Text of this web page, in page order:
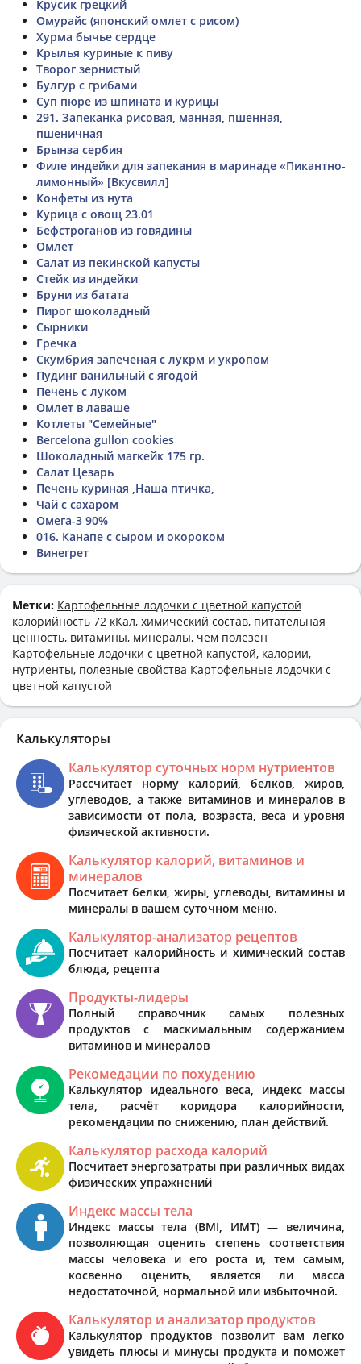
Крусик грецкий
Омурайс (японский омлет с рисом)
Хурма бычье сердце
Крылья куриные к пиву
Творог зернистый
Булгур с грибами
Суп пюре из шпината и курицы
291. Запеканка рисовая, манная, пшенная,
пшеничная
Брынза сербия
Филе индейки для запекания в маринаде «Пикантно-
лимонный» [Вкусвилл]
Конфеты из нута
Курица с овощ 23.01
Бефстроганов из говядины
Омлет
Салат из пекинской капусты
Стейк из индейки
Бруни из батата
Пирог шоколадный
Сырники
Гречка
Скумбрия запеченая с лукрм и укропом
Пудинг ванильный с ягодой
Печень с луком
Омлет в лаваше
Котлеты "Семейные"
Bercelona gullon cookies
Шоколадный магкейк 175 гр.
Салат Цезарь
Печень куриная ,Наша птичка,
Чай с сахаром
Омега-3 90%
016. Канапе с сыром и окороком
Винегрет
Метки: Картофельные лодочки с цветной капустой
калорийность 72 кКал, химический состав, питательная
ценность, витамины, минералы, чем полезен
Картофельные лодочки с цветной капустой, калории,
нутриенты, полезные свойства Картофельные лодочки с
цветной капустой
Калькуляторы
Калькулятор суточных норм нутриентов
Рассчитает норму калорий, белков, жиров,
углеводов, а также витаминов и минералов в
зависимости от пола, возраста, веса и уровня
физической активности.
Калькулятор калорий, витаминов и
минералов
Посчитает белки, жиры, углеводы, витамины и
минералы в вашем суточном меню.
Калькулятор-анализатор рецептов
Посчитает калорийность и химический состав
блюда, рецепта
Продукты-лидеры
Полный справочник самых полезных
продуктов с маскимальным содержанием
витаминов и минералов
Рекомедации по похудению
Калькулятор идеального веса, индекс массы
тела, расчёт коридора калорийности,
рекомендации по снижению, план действий.
Калькулятор расхода калорий
Посчитает энергозатраты при различных видах
физических упражнений
Индекс массы тела
Индекс массы тела (BMI, ИМТ) — величина,
позволяющая оценить степень соответствия
массы человека и его роста и, тем самым,
косвенно оценить, является ли масса
недостаточной, нормальной или избыточной.
Калькулятор и анализатор продуктов
Калькулятор продуктов позволит вам легко
увидеть плюсы и минусы продукта и поможет